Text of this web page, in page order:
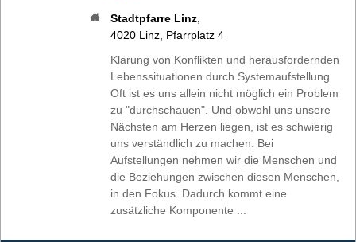
Stadtpfarre Linz
4020 Linz Pfarrplatz 4
Klärung von Konflikten und herausfordernden
Lebenssituationen durch Systemaufstellung
Oft ist es uns allein nicht möglich ein Problem
zu "durchschauen". Und obwohl uns unsere
Nächsten am Herzen liegen, ist es schwierig
uns verständlich zu machen. Bei
Aufstellungen nehmen wir die Menschen und
die Beziehungen zwischen diesen Menschen,
in den Fokus. Dadurch kommt eine
zusätzliche Komponente ...